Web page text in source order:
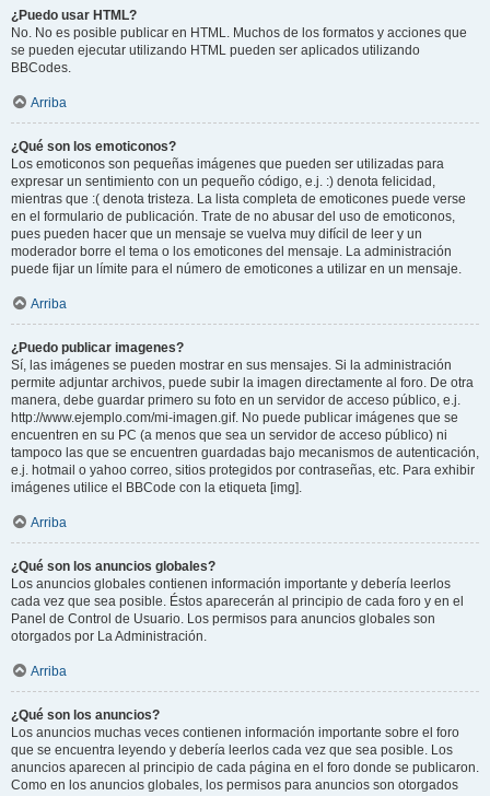
¿Puedo usar HTML?
No. No es posible publicar en HTML. Muchos de los formatos y acciones que
se pueden ejecutar utilizando HTML pueden ser aplicados utilizando
BBCodes.
Arriba
¿Qué son los emoticonos?
Los emoticonos son pequeñas imágenes que pueden ser utilizadas para
expresar un sentimiento con un pequeño código, e.j. :) denota felicidad,
mientras que :( denota tristeza. La lista completa de emoticones puede verse
en el formulario de publicación. Trate de no abusar del uso de emoticonos,
pues pueden hacer que un mensaje se vuelva muy difícil de leer y un
moderador borre el tema o los emoticones del mensaje. La administración
puede fijar un límite para el número de emoticones a utilizar en un mensaje.
Arriba
¿Puedo publicar imagenes?
Sí, las imágenes se pueden mostrar en sus mensajes. Si la administración
permite adjuntar archivos, puede subir la imagen directamente al foro. De otra
manera, debe guardar primero su foto en un servidor de acceso público, e.j.
http://www.ejemplo.com/mi-imagen.gif. No puede publicar imágenes que se
encuentren en su PC (a menos que sea un servidor de acceso público) ni
tampoco las que se encuentren guardadas bajo mecanismos de autenticación,
e.j. hotmail o yahoo correo, sitios protegidos por contraseñas, etc. Para exhibir
imágenes utilice el BBCode con la etiqueta [img].
Arriba
¿Qué son los anuncios globales?
Los anuncios globales contienen información importante y debería leerlos
cada vez que sea posible. Éstos aparecerán al principio de cada foro y en el
Panel de Control de Usuario. Los permisos para anuncios globales son
otorgados por La Administración.
Arriba
¿Qué son los anuncios?
Los anuncios muchas veces contienen información importante sobre el foro
que se encuentra leyendo y debería leerlos cada vez que sea posible. Los
anuncios aparecen al principio de cada página en el foro donde se publicaron.
Como en los anuncios globales, los permisos para anuncios son otorgados